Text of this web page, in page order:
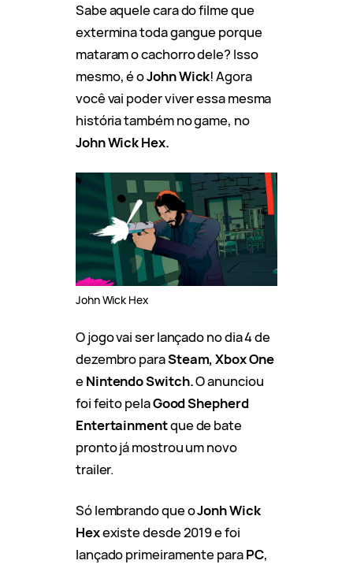
Sabe aquele cara do filme que
extermina toda gangue porque
mataram o cachorro dele? Isso
mesmo, é oJohn Wick! Agora
você vai poder viver essa mesma
história também no game, no
John Wick Hex.
John Wick Hex
O jogo vai ser lançado no dia 4 de
dezembro paraSteam, Xbox One
eNintendo Switch.O anunciou
foi feito pelaGood Shepherd
Entertainmentque de bate
pronto já mostrou um novo
trailer.
Só lembrando que oJonh Wick
Hexexiste desde 2019 e foi
lançado primeiramente paraPC,